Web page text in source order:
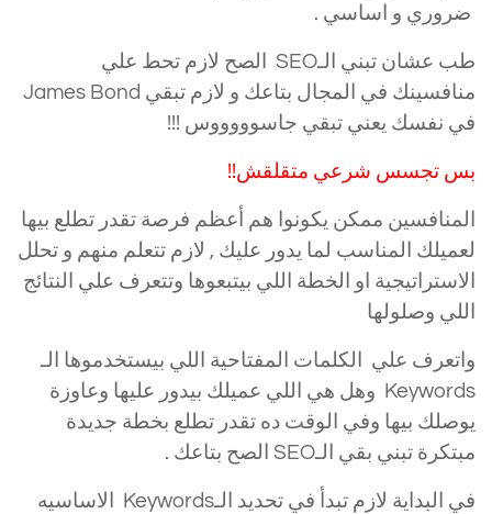
ضروري و اساسي .
طب عشان تبني الـSEO الصح لازم تحط علي
منافسينك في المجال بتاعك و لازم تبقي James Bond
في نفسك يعني تبقي جاسوووووس !!!
بس تجسس شرعي متقلقش!!
المنافسين ممكن يكونوا هم أعظم فرصة تقدر تطلع بيها
لعميلك المناسب لما يدور عليك , لازم تتعلم منهم و تحلل
الاستراتيجية او الخطة اللي بيتبعوها وتتعرف علي النتائج
اللي وصلولها
واتعرف علي الكلمات المفتاحية اللي بيستخدموها الـ
Keywords وهل هي اللي عميلك بيدور عليها وعاوزة
يوصلك بيها وفي الوقت ده تقدر تطلع بخطة جديدة
مبتكرة تبني بقي الـSEO الصح بتاعك .
في البداية لازم تبدأ في تحديد الـKeywords الاساسيه